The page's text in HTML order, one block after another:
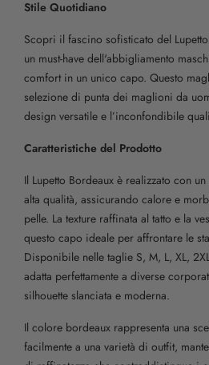
Stile Quotidiano
Scopri il fascino sofisticato del
un must-have dell'abbigliamento
comfort in un unico capo. Questo
selezione di punta dei maglioni da
design versatile e l’inconfondibile
Caratteristiche del Prodotto
Il Lupetto Bordeaux è realizzato con
alta qualità, assicurando calore e
pelle. La texture raffinata al tatto e la
questo capo ideale per affrontare le
Disponibile nelle taglie S, M, L, XL,
adatta perfettamente a diverse
silhouette slanciata e moderna.
Il colore bordeaux rappresenta una
facilmente a una varietà di outfit,